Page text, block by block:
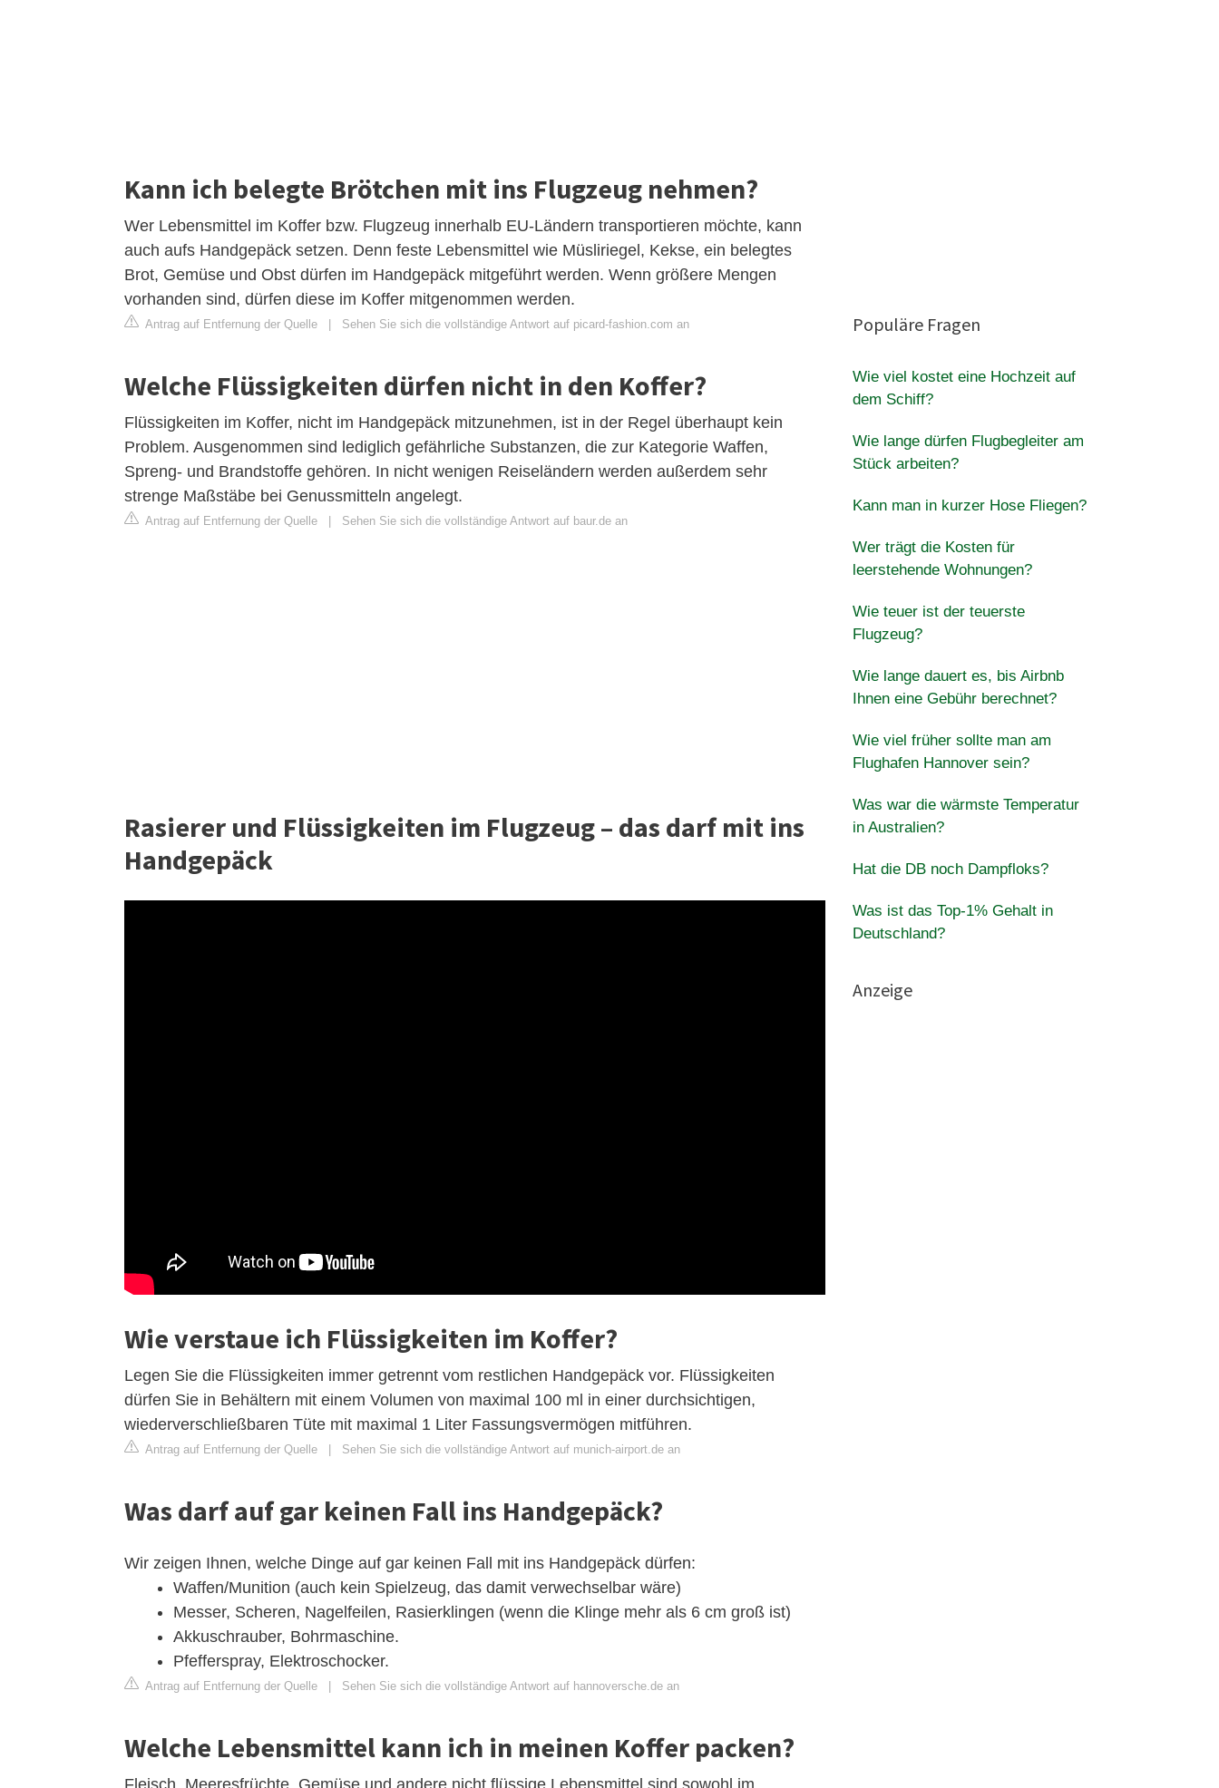
Kann ich belegte Brötchen mit ins Flugzeug nehmen?
Wer Lebensmittel im Koffer bzw. Flugzeug innerhalb EU-Ländern transportieren möchte, kann
auch aufs Handgepäck setzen. Denn feste Lebensmittel wie Müsliriegel, Kekse, ein belegtes
Brot, Gemüse und Obst dürfen im Handgepäck mitgeführt werden. Wenn größere Mengen
vorhanden sind, dürfen diese im Koffer mitgenommen werden.
Antrag auf Entfernung der Quelle Sehen Sie sich die vollständige Antwort auf picard-fashion.com an
Welche Flüssigkeiten dürfen nicht in den Koffer?
Flüssigkeiten im Koffer, nicht im Handgepäck mitzunehmen, ist in der Regel überhaupt kein
Problem. Ausgenommen sind lediglich gefährliche Substanzen, die zur Kategorie Waffen,
Spreng- und Brandstoffe gehören. In nicht wenigen Reiseländern werden außerdem sehr
strenge Maßstäbe bei Genussmitteln angelegt.
Antrag auf Entfernung der Quelle Sehen Sie sich die vollständige Antwort auf baur.de an
Rasierer und Flüssigkeiten im Flugzeug – das darf mit ins
Handgepäck
Wie verstaue ich Flüssigkeiten im Koffer?
Legen Sie die Flüssigkeiten immer getrennt vom restlichen Handgepäck vor. Flüssigkeiten
dürfen Sie in Behältern mit einem Volumen von maximal 100 ml in einer durchsichtigen,
wiederverschließbaren Tüte mit maximal 1 Liter Fassungsvermögen mitführen.
Antrag auf Entfernung der Quelle | Sehen Sie sich die vollständige Antwort auf munich-airport.de an
Was darf auf gar keinen Fall ins Handgepäck?
Wir zeigen Ihnen, welche Dinge auf gar keinen Fall mit ins Handgepäck dürfen:
Waffen/Munition (auch kein Spielzeug, das damit verwechselbar wäre)
Messer, Scheren, Nagelfeilen, Rasierklingen (wenn die Klinge mehr als 6 cm groß ist)
Akkuschrauber, Bohrmaschine.
Pfefferspray, Elektroschocker.
Antrag auf Entfernung der Quelle | Sehen Sie sich die vollständige Antwort auf hannoversche.de an
Welche Lebensmittel kann ich in meinen Koffer packen?
Fleisch, Meeresfrüchte, Gemüse und andere nicht flüssige Lebensmittel sind sowohl im
Populäre Fragen
Wie viel kostet eine Hochzeit auf
dem Schiff?
Wie lange dürfen Flugbegleiter am
Stück arbeiten?
Kann man in kurzer Hose Fliegen?
Wer trägt die Kosten für
leerstehende Wohnungen?
Wie teuer ist der teuerste
Flugzeug?
Wie lange dauert es, bis Airbnb
Ihnen eine Gebühr berechnet?
Wie viel früher sollte man am
Flughafen Hannover sein?
Was war die wärmste Temperatur
in Australien?
Hat die DB noch Dampfloks?
Was ist das Top-1% Gehalt in
Deutschland?
Anzeige